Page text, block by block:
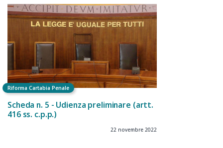
Riforma Cartabia Penale
Scheda n. 5 - Udienza preliminare (artt.
416 ss. c.p.p.)
22 novembre 2022